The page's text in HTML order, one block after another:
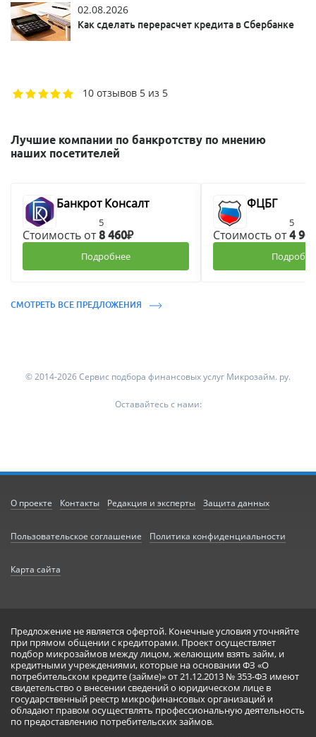
02.08.2026
Как сделать перерасчет кредита в Сбербанке
10 отзывов 5 из 5
Лучшие компании по банкротству по мнению
наших посетителей
Банкрот Консалт
5
Стоимость от8 460₽
Подробнее
ФЦБГ
5
Стоимость от4
СМОТРЕТЬ ВСЕ ПРЕДЛОЖЕНИЯ
© 2014-2026 Сервис подбора финансовых услуг Микрозайм. ру.
Оставайтесь с нами:
О проекте Контакты Редакция и эксперты Защита данных
Пользовательское соглашение Политика конфиденциальности
Карта сайта
Предложение не является офертой. Конечные условия уточняйте
при прямом общении с кредиторами. Проект осуществляет
подбор микрозаймов между лицом, желающим взять займ, и
кредитными учреждениями, которые на основании ФЗ «О
потребительском кредите (займе)» от 21.12.2013 № 353-ФЗ имеют
свидетельство о внесении сведений о юридическом лице в
государственный реестр микрофинансовых организаций и
обладают правом осуществлять профессиональную деятельность
по предоставлению потребительских займов.